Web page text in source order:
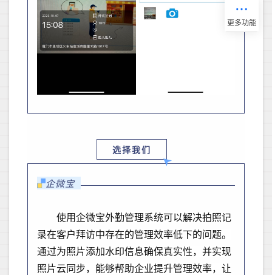
选择我们
企微宝
使用企微宝外勤管理系统可以解决拍照记
录在客户拜访中存在的管理效率低下的问题。
通过为照片添加水印信息确保真实性，并实现
照片云同步，能够帮助企业提升管理效率，让